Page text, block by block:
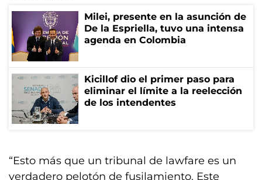
Milei, presente en la asunción de
De la Espriella, tuvo una intensa
agenda en Colombia
Kicillof dio el primer paso para
eliminar el límite a la reelección
de los intendentes
“Esto más que un tribunal de lawfare es un
verdadero pelotón de fusilamiento. Este